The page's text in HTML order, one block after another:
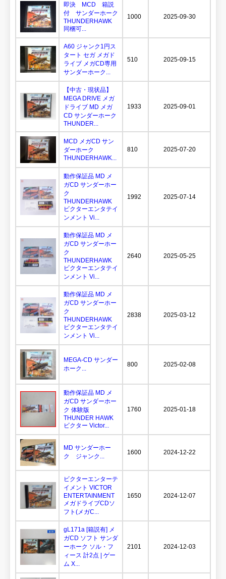
即決 MCD 箱説
付 サンダーホーク
THUNDERHAWK
同梱可...
1000 2025-09-30
A60 ジャンク1円ス
タート セガ メガド
ライブ メガCD専用
サンダーホーク...
510 2025-09-15
【中古・現状品】
MEGA DRIVE メガ
ドライブ MD メガ
CD サンダーホーク
THUNDER...
1933 2025-09-01
MCD メガCD サン
ダーホーク
THUNDERHAWK...
810 2025-07-20
動作保証品 MD メ
ガCD サンダーホー
ク
THUNDERHAWK
ビクターエンタテイ
ンメント Vi...
1992 2025-07-14
動作保証品 MD メ
ガCD サンダーホー
ク
THUNDERHAWK
ビクターエンタテイ
ンメント Vi...
2640 2025-05-25
動作保証品 MD メ
ガCD サンダーホー
ク
THUNDERHAWK
ビクターエンタテイ
ンメント Vi...
2838 2025-03-12
MEGA-CD サンダー
ホーク...
800 2025-02-08
動作保証品 MD メ
ガCD サンダーホー
ク 体験版
THUNDER HAWK
ビクター Victor...
1760 2025-01-18
MD サンダーホー
ク ジャンク...
1600 2024-12-22
ビクターエンターテ
イメント VICTOR
ENTERTAINMENT
メガドライブCDソ
フト(メガC...
1650 2024-12-07
gL171a [箱説有] メ
ガCD ソフト サンダ
ーホーク ソル・フ
ィース 計2点 | ゲー
ム X...
2101 2024-12-03